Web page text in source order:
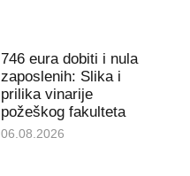
746 eura dobiti i nula
zaposlenih: Slika i
prilika vinarije
požeškog fakulteta
06.08.2026